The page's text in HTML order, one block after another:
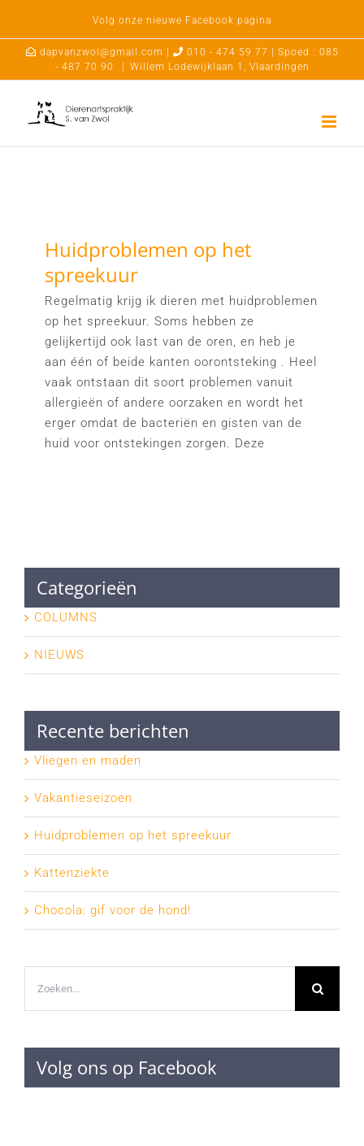
inhoud
Volg onze nieuwe Facebook pagina
dapvanzwol@gmail.com |
010 - 474 59 77 | Spoed : 085
- 487 70 90
Willem Lodewijklaan 1, Vlaardingen
Huidproblemen op het
spreekuur
Regelmatig krijg ik dieren met huidproblemen
op het spreekuur. Soms hebben ze
gelijkertijd ook last van de oren, en heb je
aan één of beide kanten oorontsteking . Heel
vaak ontstaan dit soort problemen vanuit
allergieën of andere oorzaken en wordt het
erger omdat de bacteriën en gisten van de
huid voor ontstekingen zorgen. Deze
Categorieën
COLUMNS
NIEUWS
Recente berichten
Vliegen en maden
Vakantieseizoen
Huidproblemen op het spreekuur
Kattenziekte
Chocola: gif voor de hond!
naar:
Volg ons op Facebook